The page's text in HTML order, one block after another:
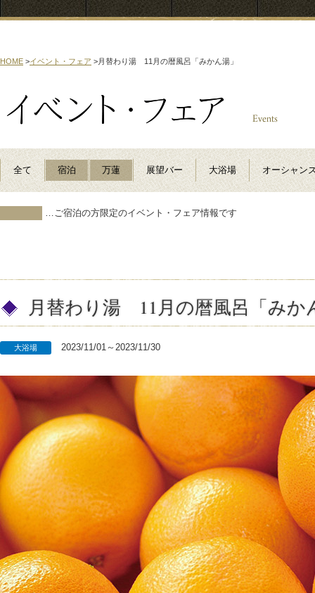
HOME >イベント・フェア >月替わり湯 11月の暦風呂「みかん湯」
全て 宿泊 万蓮 展望バー 大浴場 オーシャン
…ご宿泊の方限定のイベント・フェア情報です
月替わり湯 11月の暦風呂「みか
大浴場 2023/11/01～2023/11/30